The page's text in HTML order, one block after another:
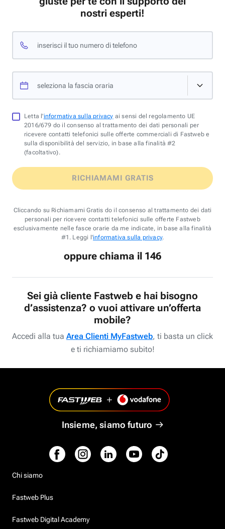
nostri esperti!
inserisci il tuo numero di telefono
seleziona la fascia oraria
Letta l'informativa sulla privacy ai sensi del regolamento UE
2016/679 do il consenso al trattamento dei dati personali per
ricevere contatti telefonici sulle offerte commerciali di Fastweb e
sulla disponibilità del servizio, in base alla finalità #2
(facoltativo).
RICHIAMAMI GRATIS
Cliccando su Richiamami Gratis do il consenso al trattamento dei dati
personali per ricevere contatti telefonici sulle offerte Fastweb
esclusivamente nelle fasce orarie da me indicate, in base alla finalità
#1. Leggi l'informativa sulla privacy.
oppure chiama il 146
Sei già cliente Fastweb e hai bisogno
d’assistenza? o vuoi attivare un’offerta
mobile?
Accedi alla tua Area Clienti MyFastweb, ti basta un click
e ti richiamiamo subito!
Insieme, siamo futuro
Chi siamo
Fastweb Plus
Fastweb Digital Academy